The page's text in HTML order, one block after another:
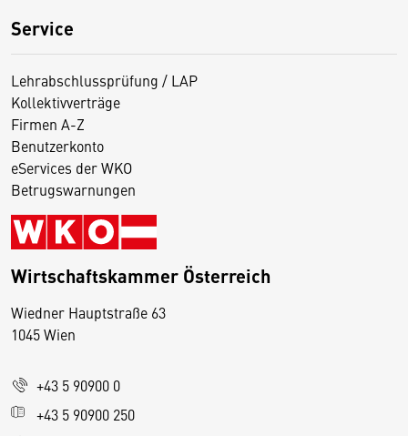
Service
Lehrabschlussprüfung / LAP
Kollektivverträge
Firmen A-Z
Benutzerkonto
eServices der WKO
Betrugswarnungen
Wirtschaftskammer Österreich
Wiedner Hauptstraße 63
1045 Wien
+43 5 90900 0
+43 5 90900 250
D
s
e